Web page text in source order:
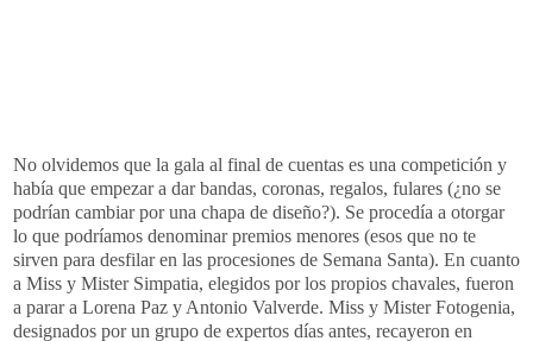
No olvidemos que la gala al final de cuentas es una competición y
había que empezar a dar bandas, coronas, regalos, fulares (¿no se
podrían cambiar por una chapa de diseño?). Se procedía a otorgar
lo que podríamos denominar premios menores (esos que no te
sirven para desfilar en las procesiones de Semana Santa). En cuanto
a Miss y Mister Simpatia, elegidos por los propios chavales, fueron
a parar a Lorena Paz y Antonio Valverde. Miss y Mister Fotogenia,
designados por un grupo de expertos días antes, recayeron en